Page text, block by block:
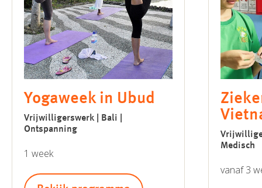
Yogaweek in Ubud
Vrijwilligerswerk | Bali |
Ontspanning
1 week
Medisch
vanaf 3